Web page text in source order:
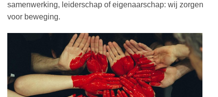
samenwerking, leiderschap of eigenaarschap: wij zorgen
voor beweging.